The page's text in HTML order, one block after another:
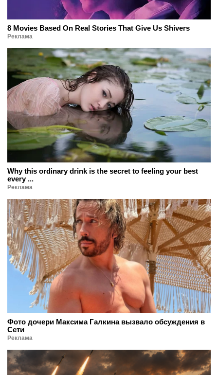
8 Movies Based On Real Stories That Give Us Shivers
Реклама
Why this ordinary drink is the secret to feeling your best
every ...
Реклама
Фото дочери Максима Галкина вызвало обсуждения в
Сети
Реклама